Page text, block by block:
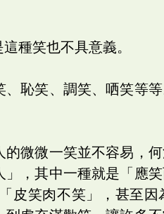
種笑也不具意義。
恥笑、調笑、哂笑等
的微微一笑並不容易，
，其中一種就是「應
皮笑肉不笑」，甚至